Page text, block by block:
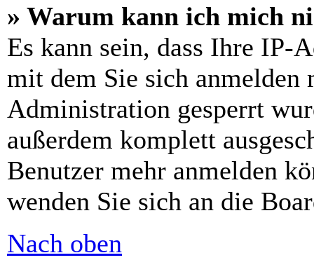
» Warum kann ich mich
Es kann sein, dass Ihre IP-
mit dem Sie sich anmelden
Administration gesperrt
außerdem komplett
Benutzer mehr anmelden
wenden Sie sich an die
Nach oben